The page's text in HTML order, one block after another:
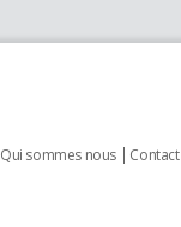
Qui sommes nous Contact